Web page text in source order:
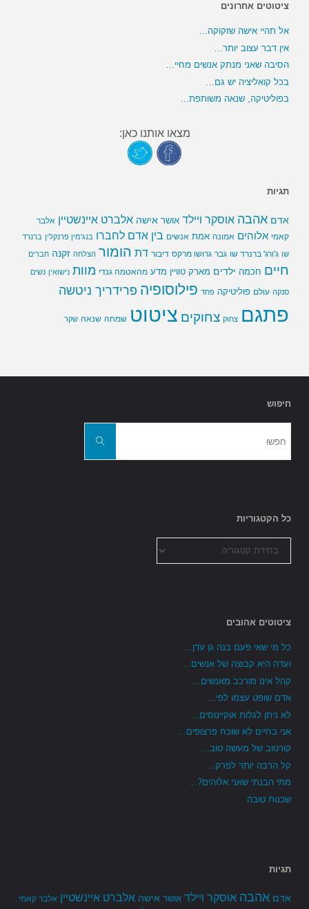
ציטוטים אחרונים
אל תהיי אישה שזקוקה…
אין דבר עצוב יותר…
הסיבה שאני מנתק אנשים מחיי…
בכל קואליציה יש גם…
בפוליטיקה, שנאה משותפת…
מצאו אותנו כאן:
תגיות
אדם אהבה אוסקר ויילד אושר אישה אלברט איינשטיין אלבר
קאמי אלוהים אמונה אמת אנשים בין אדם לחברו בנג'מין פרנקלין ברנרד
שו ג'ורג' ברנרד שו גבר גרושו מרקס דיבור דת הומור הצלחה זקנה חברים
חיים חכמה ילדים מארק טוויין מדע מהאטמה גנדי מוות נישואין נשים
סנקה עולם פוליטיקה פחד פילוסופיה פרידריך ניטשה
פתגם צחוק צחוקים ציטוט שמחה שנאה שקר
חיפוש
חפשו
כל הקטגוריות
הקטגוריות
ציטוטים אהובים
כל מי שאי פעם בנה גן עדן...
ועדה היא קבוצה של אנשים...
קהל אינו מורכב מאנשים...
אדם שופט עצמו לפי...
לא ניתן לגלות אוקיינוסים...
אני בחיים לא שוכח פרצופים...
קורטוב של מעשה טוב...
קל הרבה יותר לפרק...
מתי הבנתי שאני אלוהים?...
שכנות טובה
תגיות
אדם אהבה אוסקר ויילד אושר אישה אלברט איינשטיין אלבר קאמי